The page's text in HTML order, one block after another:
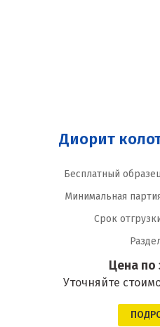
Диорит
Бесплатный
Минимальная
Срок
Цена по
Уточняйте